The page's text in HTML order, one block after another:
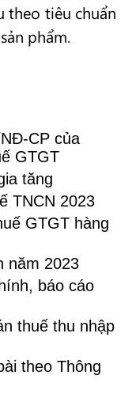
theo tiêu chuẩn
phẩm.
CP của
GTGT
tăng
TNCN 2023
GTGT hàng
năm 2023
báo cáo
thuế thu nhập
theo Thông